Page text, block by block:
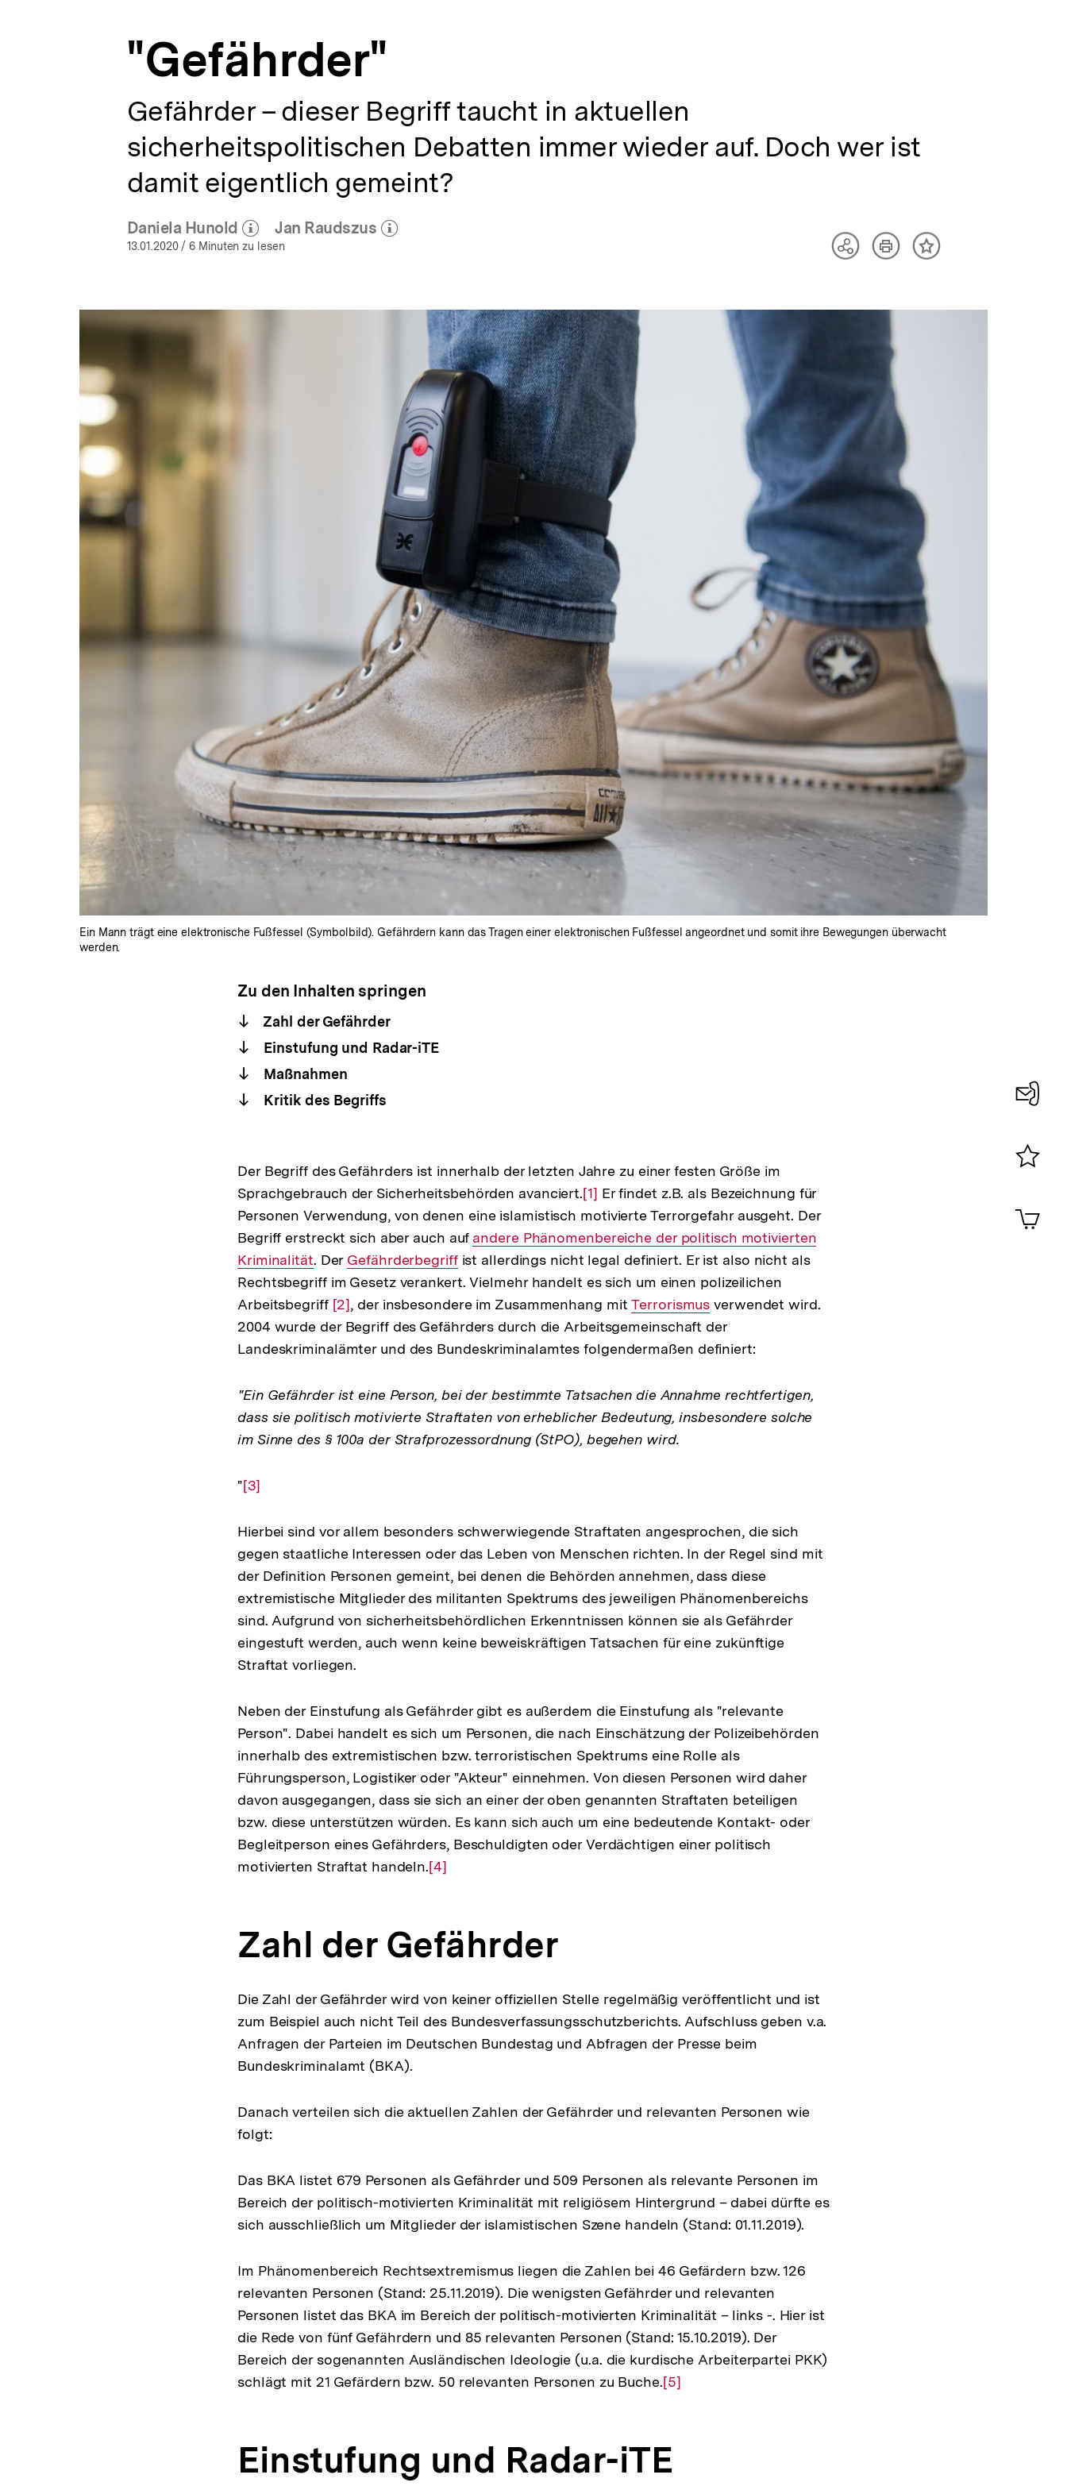
"Gefährder"
Gefährder – dieser Begriff taucht in aktuellen
sicherheitspolitischen Debatten immer wieder auf. Doch wer ist
damit eigentlich gemeint?
Daniela Hunold
(Mehr zum Autor)
öffnen
Jan Raudszus
(Mehr zum Autor)
13.01.2020/ 6 Minuten zu lesen
TeilenArtikelInhalt
Ein Mann trägt eine elektronische Fußfessel (Symbolbild). Gefährdern kann das Tragen einer elektronischen Fußfessel angeordnet und somit ihre Bewegungen überwacht
werden.
Zu den Inhalten springen
Zahl der Gefährder
Einstufung und Radar-iTE
Maßnahmen
Kritik des Begriffs
Der Begriff des Gefährders ist innerhalb der letzten Jahre zu einer festen Größe im
Sprachgebrauch der Sicherheitsbehörden avanciert.Zur
Auflösung
der
Fußnote
[1] Er findet z.B. als Bezeichnung für
Personen Verwendung, von denen eine islamistisch motivierte Terrorgefahr ausgeht. Der
Begriff erstreckt sich aber auch auf Interner
Link:
andere Phänomenbereiche der politisch motivierten
Kriminalität. Der Interner
Link:
Gefährderbegriffist allerdings nicht legal definiert. Er ist also nicht als
Rechtsbegriff im Gesetz verankert. Vielmehr handelt es sich um einen polizeilichen
Arbeitsbegriff Zur
Auflösung
der
[2], der insbesondere im Zusammenhang mitInterner
Link:
Terrorismus verwendet wird.
2004 wurde der Begriff des Gefährders durch die Arbeitsgemeinschaft der
Landeskriminalämter und des Bundeskriminalamtes folgendermaßen definiert:
"Ein Gefährder ist eine Person, bei der bestimmte Tatsachen die Annahme rechtfertigen,
dass sie politisch motivierte Straftaten von erheblicher Bedeutung, insbesondere solche
im Sinne des § 100a der Strafprozessordnung (StPO), begehen wird.
"Zur
der
Fußnote
[3]
Hierbei sind vor allem besonders schwerwiegende Straftaten angesprochen, die sich
gegen staatliche Interessen oder das Leben von Menschen richten. In der Regel sind mit
der Definition Personen gemeint, bei denen die Behörden annehmen, dass diese
extremistische Mitglieder des militanten Spektrums des jeweiligen Phänomenbereichs
sind. Aufgrund von sicherheitsbehördlichen Erkenntnissen können sie als Gefährder
eingestuft werden, auch wenn keine beweiskräftigen Tatsachen für eine zukünftige
Straftat vorliegen.
Neben der Einstufung als Gefährder gibt es außerdem die Einstufung als "relevante
Person". Dabei handelt es sich um Personen, die nach Einschätzung der Polizeibehörden
innerhalb des extremistischen bzw. terroristischen Spektrums eine Rolle als
Führungsperson, Logistiker oder "Akteur" einnehmen. Von diesen Personen wird daher
davon ausgegangen, dass sie sich an einer der oben genannten Straftaten beteiligen
bzw. diese unterstützen würden. Es kann sich auch um eine bedeutende Kontakt- oder
Begleitperson eines Gefährders, Beschuldigten oder Verdächtigen einer politisch
motivierten Straftat handeln.Zur
Fußnote
[4]
Zahl der Gefährder
Die Zahl der Gefährder wird von keiner offiziellen Stelle regelmäßig veröffentlicht und ist
zum Beispiel auch nicht Teil des Bundesverfassungsschutzberichts. Aufschluss geben v.a.
Anfragen der Parteien im Deutschen Bundestag und Abfragen der Presse beim
Bundeskriminalamt (BKA).
Danach verteilen sich die aktuellen Zahlen der Gefährder und relevanten Personen wie
folgt:
Das BKA listet 679 Personen als Gefährder und 509 Personen als relevante Personen im
Bereich der politisch-motivierten Kriminalität mit religiösem Hintergrund – dabei dürfte es
sich ausschließlich um Mitglieder der islamistischen Szene handeln (Stand: 01.11.2019).
Im Phänomenbereich Rechtsextremismus liegen die Zahlen bei 46 Gefärdern bzw. 126
relevanten Personen (Stand: 25.11.2019). Die wenigsten Gefährder und relevanten
Personen listet das BKA im Bereich der politisch-motivierten Kriminalität – links -. Hier ist
die Rede von fünf Gefährdern und 85 relevanten Personen (Stand: 15.10.2019). Der
Bereich der sogenannten Ausländischen Ideologie (u.a. die kurdische Arbeiterpartei PKK)
schlägt mit 21 Gefärdern bzw. 50 relevanten Personen zu Buche.Zur
Fußnote
[5]
Einstufung und Radar-iTE